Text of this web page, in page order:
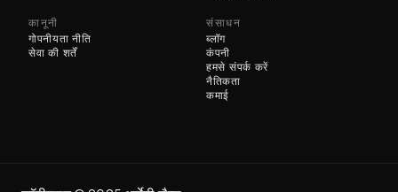
कानूनी
गोपनीयता नीति
सेवा की शर्तें
संसाधन
ब्लॉग
कंपनी
हमसे संपर्क करें
नैतिकता
कमाई